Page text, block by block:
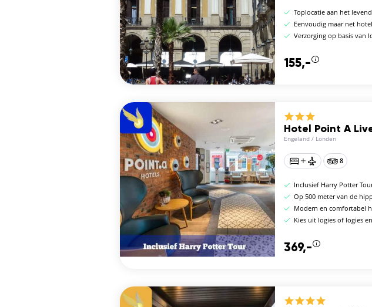
Toplocatie aan het levendige plein Plaça
Eenvoudig maar net hotel
Verzorging op basis van logies en
155,-
Hotel Point A
Engeland / Londen
8
Inclusief Harry Potter
Op 500 meter van de hippe wijk
Modern en comfortabel
Kies uit logies of logies en
369,-